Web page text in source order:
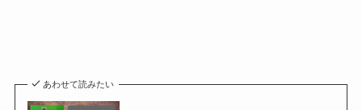
あわせて読みたい